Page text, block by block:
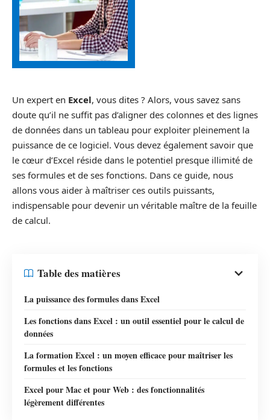
Un expert en Excel, vous dites ? Alors, vous savez sans
doute qu’il ne suffit pas d’aligner des colonnes et des lignes
de données dans un tableau pour exploiter pleinement la
puissance de ce logiciel. Vous devez également savoir que
le cœur d’Excel réside dans le potentiel presque illimité de
ses formules et de ses fonctions. Dans ce guide, nous
allons vous aider à maîtriser ces outils puissants,
indispensable pour devenir un véritable maître de la feuille
de calcul.
Table des matières
La puissance des formules dans Excel
Les fonctions dans Excel : un outil essentiel pour le calcul de
données
La formation Excel : un moyen efficace pour maîtriser les
formules et les fonctions
Excel pour Mac et pour Web : des fonctionnalités
légèrement différentes